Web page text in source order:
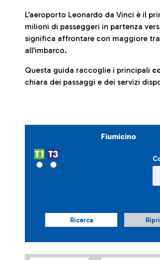
L’aeroporto Leonardo da Vinci è il
milioni di passeggeri in partenza
significa affrontare con maggiore
all’imbarco.
Questa guida raccoglie i principali
chiara dei passaggi e dei servizi
Fiumicino
Ricerca